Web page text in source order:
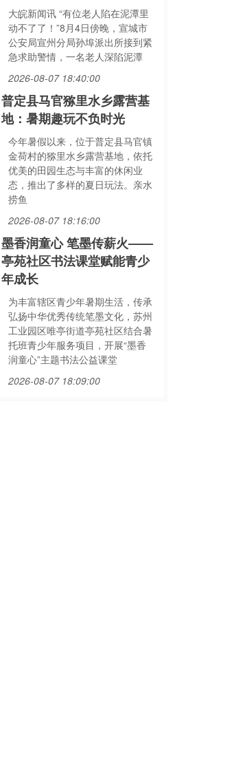
大皖新闻讯 “有位老人陷在泥潭里
动不了了！”8月4日傍晚，宣城市
公安局宣州分局孙埠派出所接到紧
急求助警情，一名老人深陷泥潭
2026-08-07 18:40:00
普定县马官猕里水乡露营基
地：暑期趣玩不负时光
今年暑假以来，位于普定县马官镇
金荷村的猕里水乡露营基地，依托
优美的田园生态与丰富的休闲业
态，推出了多样的夏日玩法。亲水
捞鱼
2026-08-07 18:16:00
墨香润童心 笔墨传薪火——
亭苑社区书法课堂赋能青少
年成长
为丰富辖区青少年暑期生活，传承
弘扬中华优秀传统笔墨文化，苏州
工业园区唯亭街道亭苑社区结合暑
托班青少年服务项目，开展“墨香
润童心”主题书法公益课堂
2026-08-07 18:09:00